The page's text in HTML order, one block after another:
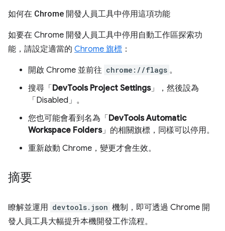
如何在 Chrome 開發人員工具中停用這項功能
如要在 Chrome 開發人員工具中停用自動工作區探索功
能，請設定適當的 Chrome 旗標 ：
開啟 Chrome 並前往 chrome://flags 。
搜尋「 DevTools Project Settings」，然後設為
「Disabled」 。
您也可能會看到名為「 DevTools Automatic
Workspace Folders」的相關旗標，同樣可以停用。
重新啟動 Chrome，變更才會生效。
摘要
瞭解並運用 devtools.json 機制，即可透過 Chrome 開
發人員工具大幅提升本機開發工作流程。